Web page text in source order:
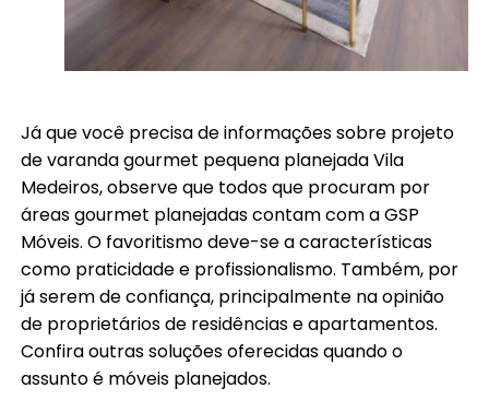
Já que você precisa de informações sobre projeto
de varanda gourmet pequena planejada Vila
Medeiros, observe que todos que procuram por
áreas gourmet planejadas contam com a GSP
Móveis. O favoritismo deve-se a características
como praticidade e profissionalismo. Também, por
já serem de confiança, principalmente na opinião
de proprietários de residências e apartamentos.
Confira outras soluções oferecidas quando o
assunto é móveis planejados.